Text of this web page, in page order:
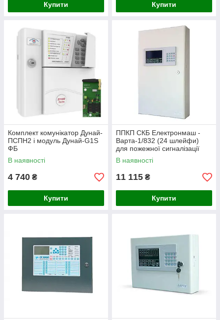
Купити Купити
Комплект комунікатор Дунай-
ПСПН2 і модуль Дунай-G1S
ФБ
В наявності
4 740 ₴
Купити
ППКП СКБ Електронмаш -
Варта-1/832 (24 шлейфи)
для пожежної сигналізації
В наявності
11 115 ₴
Купити